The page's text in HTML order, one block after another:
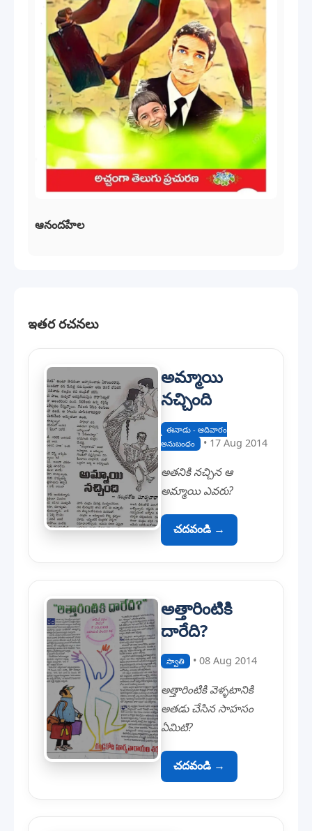
ఆనందహేల
ఇతర రచనలు
అమ్మాయి
నచ్చింది
ఈనాడు - ఆదివారం
అనుబంధం
• 17 Aug 2014
అతనికి నచ్చిన ఆ
అమ్మాయి ఎవరు?
చదవండి →
అత్తారింటికి
దారేది?
స్వాతి • 08 Aug 2014
అత్తారింటికి వెళ్ళటానికి
అతడు చేసిన సాహసం
ఏమిటి?
చదవండి →